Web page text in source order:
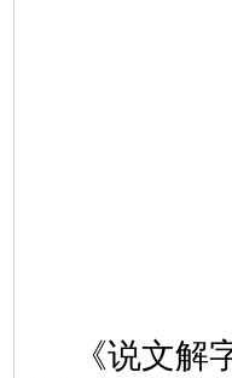
《说文解